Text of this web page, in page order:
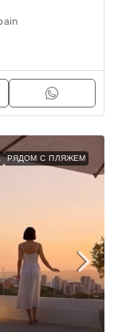
РЯДОМ С ПЛЯЖЕМ